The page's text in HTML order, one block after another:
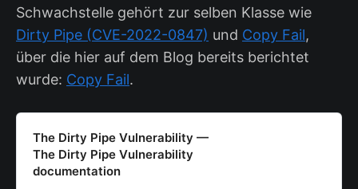
Schwachstelle gehört zur selben Klasse wie
Dirty Pipe (CVE-2022-0847) und Copy Fail,
über die hier auf dem Blog bereits berichtet
wurde: Copy Fail.
The Dirty Pipe Vulnerability —
The Dirty Pipe Vulnerability
documentation